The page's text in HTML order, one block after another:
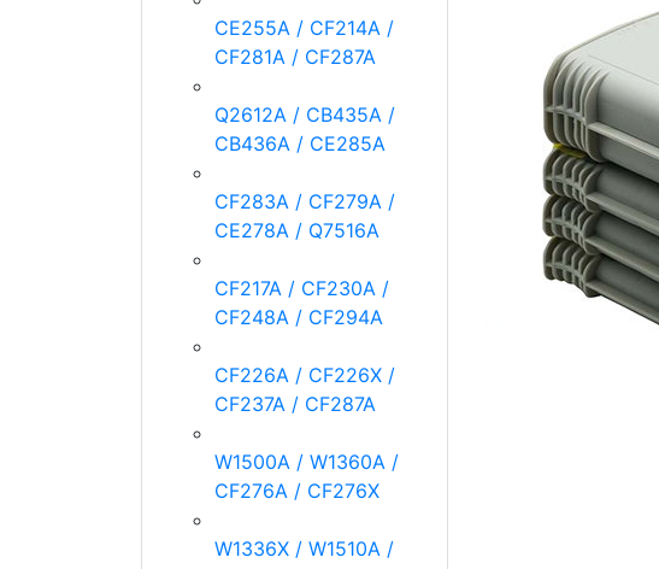
CE255A / CF214A /
CF281A / CF287A
Q2612A / CB435A /
CB436A / CE285A
CF283A / CF279A /
CE278A / Q7516A
CF217A / CF230A /
CF248A / CF294A
CF226A / CF226X /
CF237A / CF287A
W1500A / W1360A /
CF276A / CF276X
W1336X / W1510A /